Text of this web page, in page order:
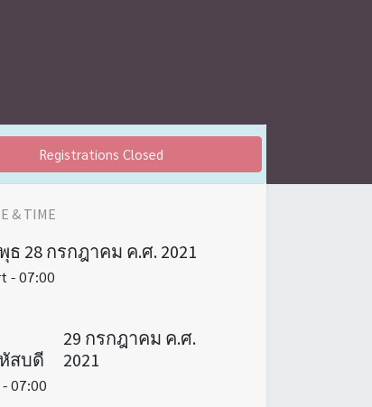
Registrations Closed
& TIME
ธ 28 กรกฎาคม ค.ศ. 2021
-07:00
สบดี
29 กรกฎาคม ค.ศ.
2021
07:00